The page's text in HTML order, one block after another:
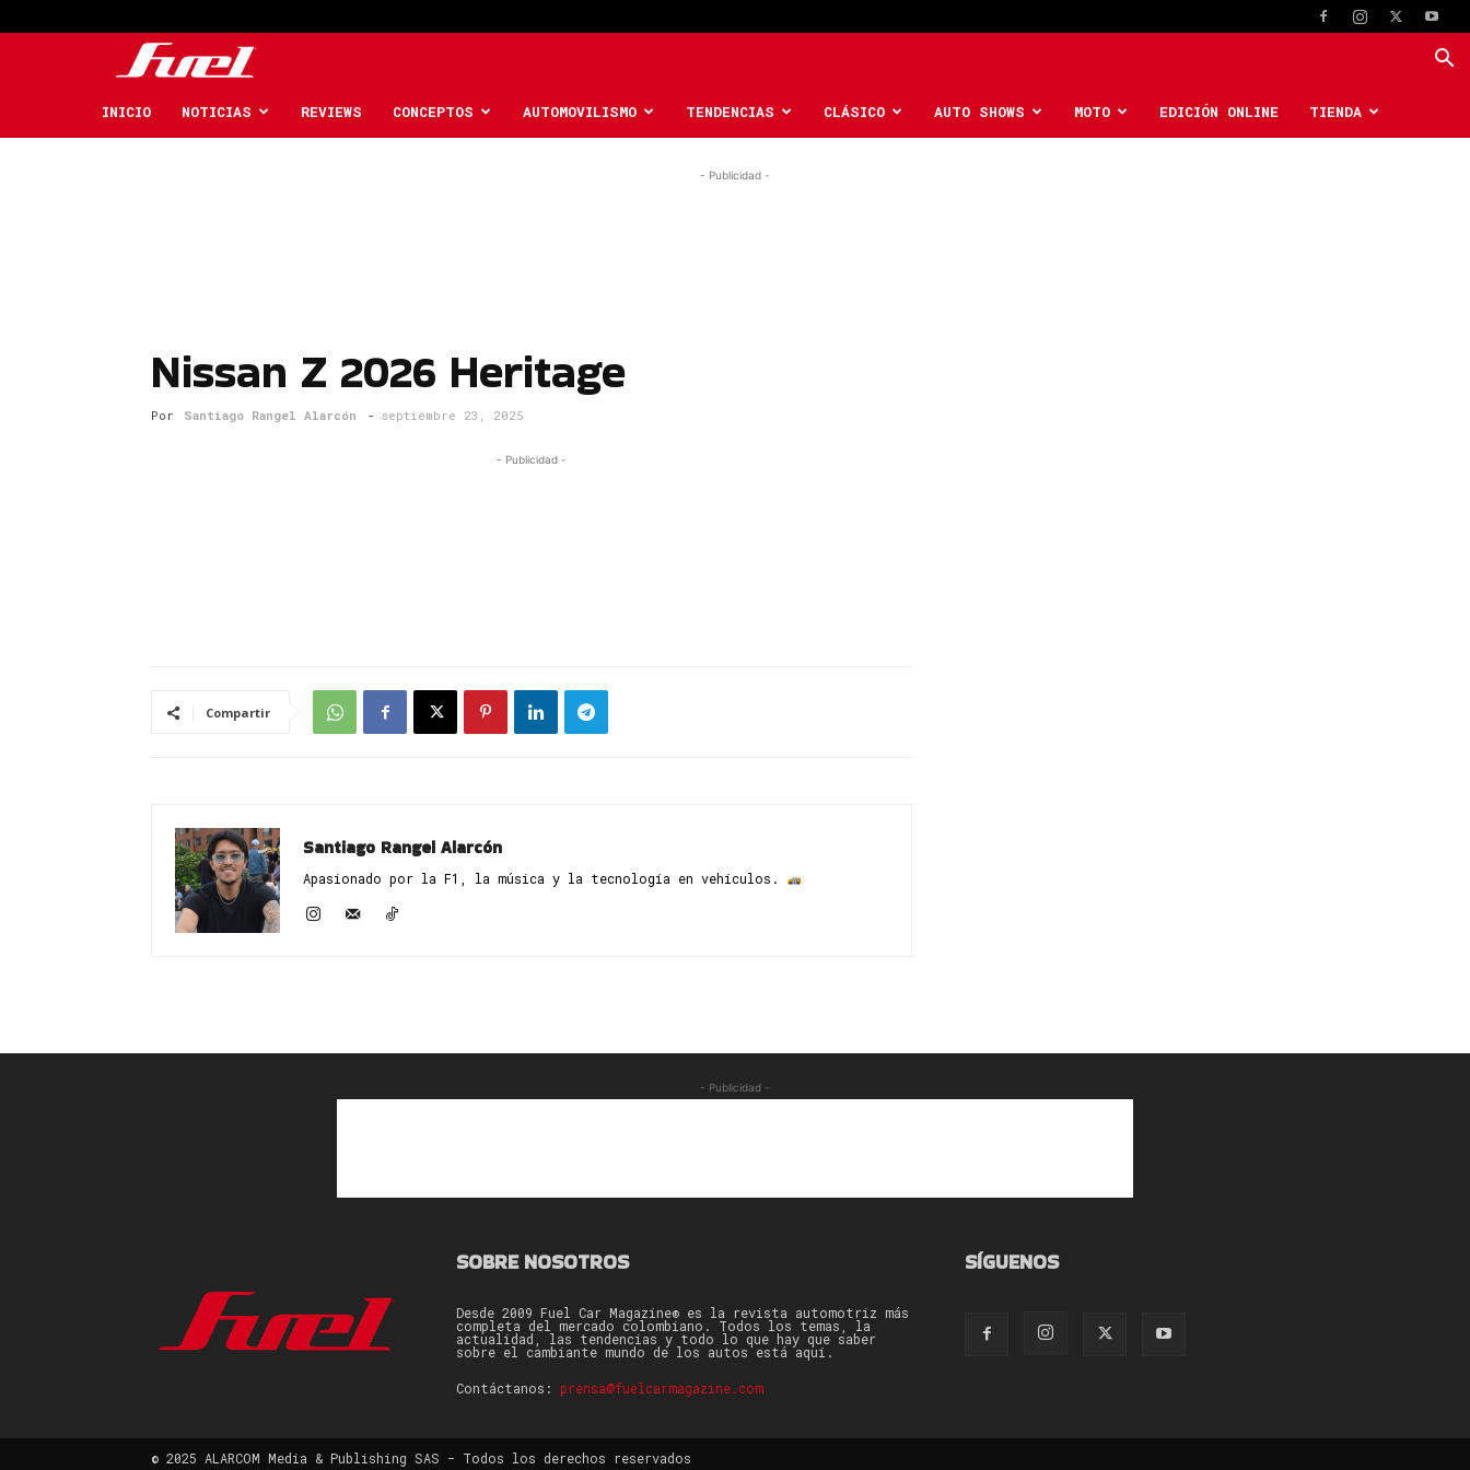
Car
INICIO NOTICIAS REVIEWS CONCEPTOS AUTOMOVILISMO TENDENCIAS CLÁSICO AUTO SHOWS MOTO EDICIÓN ONLINE TIENDA
- Publicidad -
Nissan Z 2026 Heritage
Por Santiago Rangel Alarcón - septiembre 23, 2025
- Publicidad -
Compartir
Santiago Rangel Alarcón
Apasionado por la F1, la música y la tecnología en vehículos. ​
- Publicidad -
SOBRE NOSOTROS
Desde 2009 Fuel Car Magazine® es la revista automotriz más
completa del mercado colombiano. Todos los temas, la
actualidad, las tendencias y todo lo que hay que saber
sobre el cambiante mundo de los autos está aquí.
Contáctanos: prensa@fuelcarmagazine.com
SÍGUENOS
© 2025 ALARCOM Media & Publishing SAS - Todos los derechos reservados